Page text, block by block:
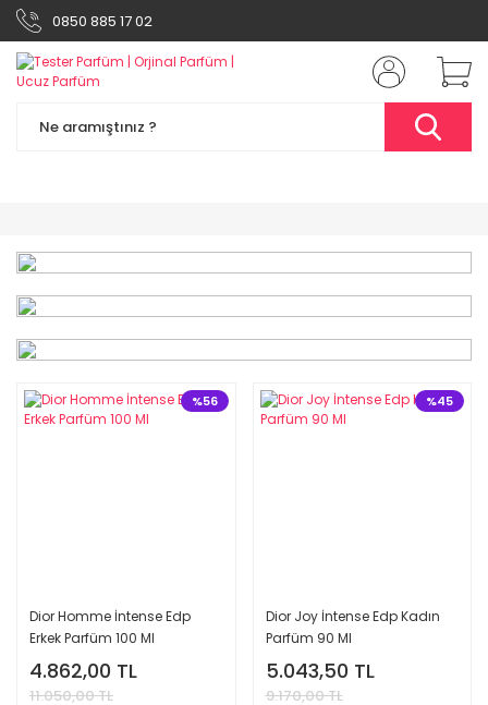
0850 885 17 02
%61
%56
Dior Homme İntense Edp
Erkek Parfüm 100 Ml
4.862,00 TL
11.050,00 TL
%45
Dior Joy İntense Edp Kadın
Parfüm 90 Ml
5.043,50 TL
9.170,00 TL